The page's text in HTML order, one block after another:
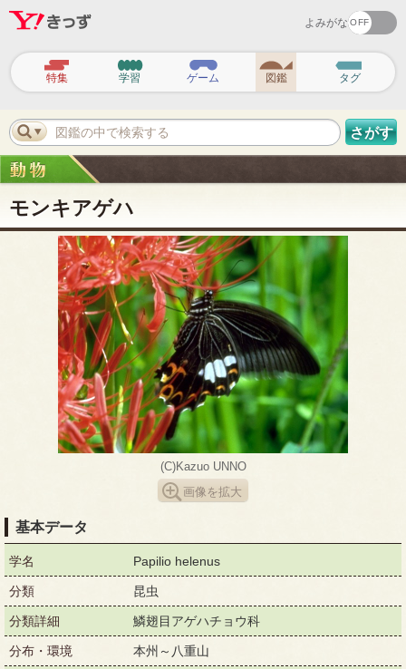
よみがな
ビ
ゲ
ー
シ
ョ
ン
特集 学習 ゲーム 図鑑 タグ
図鑑の中で検索する さがす
モンキアゲハ
(C)Kazuo UNNO
画像を拡大
基本データ
学名 Papilio helenus
分類 昆虫
分類詳細 鱗翅目アゲハチョウ科
分布・環境 本州～八重山